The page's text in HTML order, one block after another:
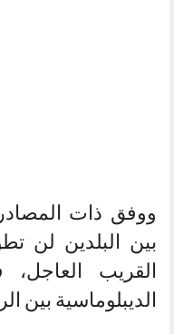
ووفق ذات
بين البلدين لن
القريب
الديبلوماسية بين